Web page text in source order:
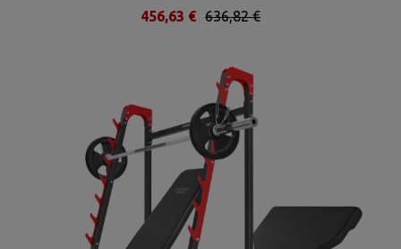
636,82 €
456,63 €